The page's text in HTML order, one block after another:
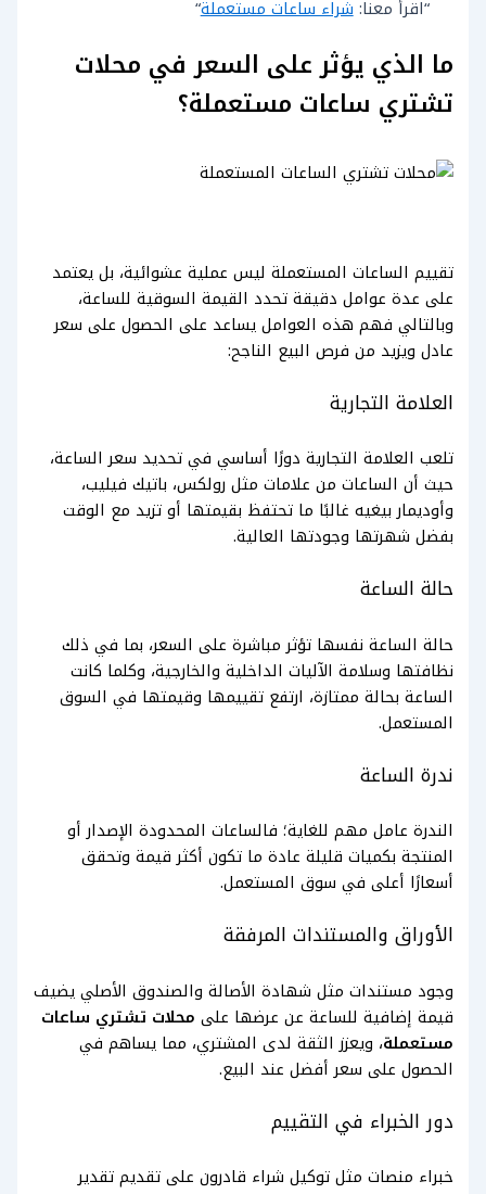
“اقرأ معنا:شراء ساعات مستعملة“
ما الذي يؤثر على السعر في محلات
تشتري ساعات مستعملة؟
تقييم الساعات المستعملة ليس عملية عشوائية، بل يعتمد
على عدة عوامل دقيقة تحدد القيمة السوقية للساعة،
وبالتالي فهم هذه العوامل يساعد على الحصول على سعر
عادل ويزيد من فرص البيع الناجح:
العلامة التجارية
تلعب العلامة التجارية دورًا أساسي في تحديد سعر الساعة،
حيث أن الساعات من علامات مثل رولكس، باتيك فيليب،
وأوديمار بيغيه غالبًا ما تحتفظ بقيمتها أو تزيد مع الوقت
بفضل شهرتها وجودتها العالية.
حالة الساعة
حالة الساعة نفسها تؤثر مباشرة على السعر، بما في ذلك
نظافتها وسلامة الآليات الداخلية والخارجية، وكلما كانت
الساعة بحالة ممتازة، ارتفع تقييمها وقيمتها في السوق
المستعمل.
ندرة الساعة
الندرة عامل مهم للغاية؛ فالساعات المحدودة الإصدار أو
المنتجة بكميات قليلة عادة ما تكون أكثر قيمة وتحقق
أسعارًا أعلى في سوق المستعمل.
الأوراق والمستندات المرفقة
وجود مستندات مثل شهادة الأصالة والصندوق الأصلي يضيف
قيمة إضافية للساعة عن عرضها على محلات تشتري ساعات
مستعملة، ويعزز الثقة لدى المشتري، مما يساهم في
الحصول على سعر أفضل عند البيع.
دور الخبراء في التقييم
خبراء منصات مثل توكيل شراء قادرون على تقديم تقدير